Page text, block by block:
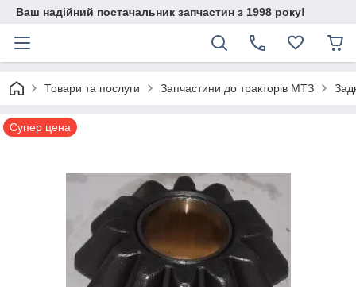
Ваш надійний постачальник запчастин з 1998 року!
Товари та послуги Запчастини до тракторів МТЗ
Супер цена